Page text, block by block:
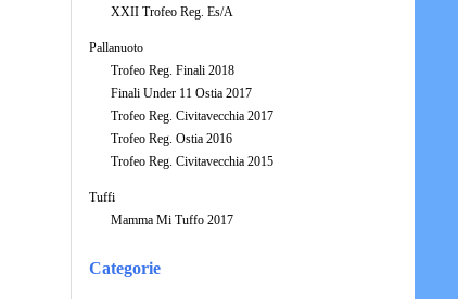
XXII Trofeo Reg. Es/A
Pallanuoto
Trofeo Reg. Finali 2018
Finali Under 11 Ostia 2017
Trofeo Reg. Civitavecchia 2017
Trofeo Reg. Ostia 2016
Trofeo Reg. Civitavecchia 2015
Tuffi
Mamma Mi Tuffo 2017
Categorie